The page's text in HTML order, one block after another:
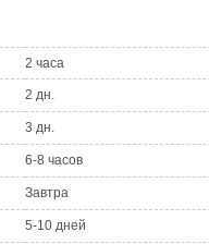
2 часа
2 дн.
3 дн.
6-8 часов
Завтра
5-10 дней